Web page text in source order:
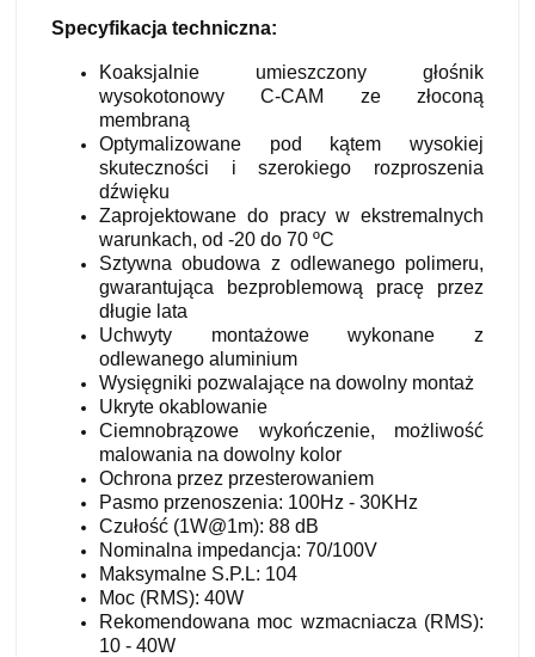
Specyfikacja techniczna:
Koaksjalnie umieszczony głośnik
wysokotonowy C-CAM ze złoconą
membraną
Optymalizowane pod kątem wysokiej
skuteczności i szerokiego rozproszenia
dźwięku
Zaprojektowane do pracy w ekstremalnych
warunkach, od -20 do 70 ºC
Sztywna obudowa z odlewanego polimeru,
gwarantująca bezproblemową pracę przez
długie lata
Uchwyty montażowe wykonane z
odlewanego aluminium
Wysięgniki pozwalające na dowolny montaż
Ukryte okablowanie
Ciemnobrązowe wykończenie, możliwość
malowania na dowolny kolor
Ochrona przez przesterowaniem
Pasmo przenoszenia: 100Hz - 30KHz
Czułość (1W@1m): 88 dB
Nominalna impedancja: 70/100V
Maksymalne S.P.L: 104
Moc (RMS): 40W
Rekomendowana moc wzmacniacza (RMS):
10 - 40W